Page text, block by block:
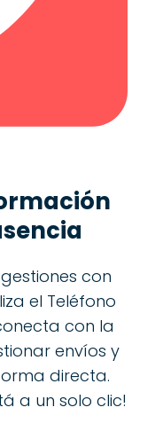
con
el Teléfono
con la
envíos y
directa.
a un solo clic!